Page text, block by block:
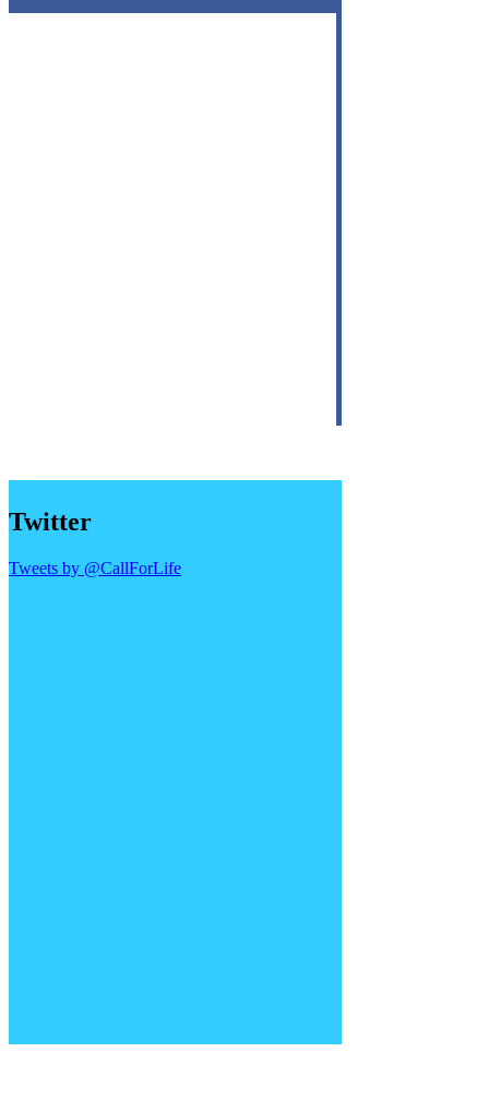
Twitter
Tweets by @CallForLife